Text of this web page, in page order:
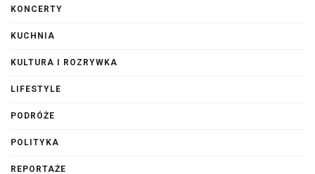
KONCERTY
KUCHNIA
KULTURA I ROZRYWKA
LIFESTYLE
PODRÓŻE
POLITYKA
REPORTAŻE